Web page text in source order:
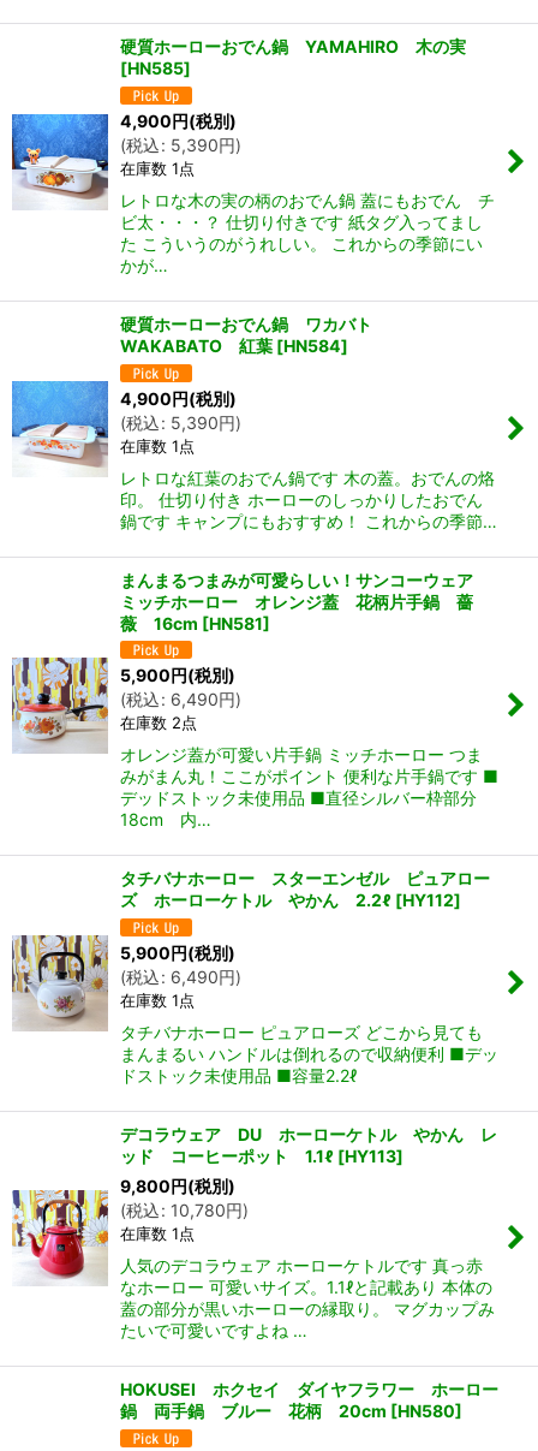
硬質ホーローおでん鍋 YAMAHIRO 木の実
[HN585]
4,900円(税別)
(税込: 5,390円)
在庫数 1点
レトロな木の実の柄のおでん鍋 蓋にもおでん チ
ビ太・・・？ 仕切り付きです 紙タグ入ってまし
た こういうのがうれしい。 これからの季節にい
かが…
硬質ホーローおでん鍋 ワカバト
WAKABATO 紅葉 [HN584]
4,900円(税別)
(税込: 5,390円)
在庫数 1点
レトロな紅葉のおでん鍋です 木の蓋。おでんの烙
印。 仕切り付き ホーローのしっかりしたおでん
鍋です キャンプにもおすすめ！ これからの季節…
まんまるつまみが可愛らしい！サンコーウェア
ミッチホーロー オレンジ蓋 花柄片手鍋 薔
薇 16cm [HN581]
5,900円(税別)
(税込: 6,490円)
在庫数 2点
オレンジ蓋が可愛い片手鍋 ミッチホーロー つま
みがまん丸！ここがポイント 便利な片手鍋です ■
デッドストック未使用品 ■直径シルバー枠部分
18cm 内…
タチバナホーロー スターエンゼル ピュアロー
ズ ホーローケトル やかん 2.2ℓ [HY112]
5,900円(税別)
(税込: 6,490円)
在庫数 1点
タチバナホーロー ピュアローズ どこから見ても
まんまるい ハンドルは倒れるので収納便利 ■デッ
ドストック未使用品 ■容量2.2ℓ
デコラウェア DU ホーローケトル やかん レ
ッド コーヒーポット 1.1ℓ [HY113]
9,800円(税別)
(税込: 10,780円)
在庫数 1点
人気のデコラウェア ホーローケトルです 真っ赤
なホーロー 可愛いサイズ。1.1ℓと記載あり 本体の
蓋の部分が黒いホーローの縁取り。 マグカップみ
たいで可愛いですよね …
HOKUSEI ホクセイ ダイヤフラワー ホーロー
鍋 両手鍋 ブルー 花柄 20cm [HN580]